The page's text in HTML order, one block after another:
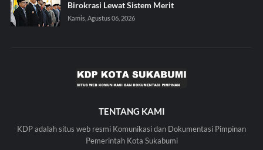
Birokrasi Lewat Sistem Merit
Kamis, Agustus 06, 2026
TENTANG KAMI
KDP adalah situs web resmi Komunikasi dan Dokumentasi Pimpinan
Pemerintah Kota Sukabumi